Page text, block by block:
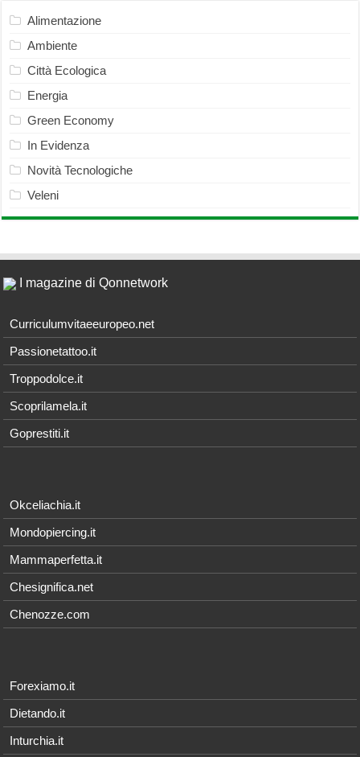
Alimentazione
Ambiente
Città Ecologica
Energia
Green Economy
In Evidenza
Novità Tecnologiche
Veleni
I magazine di Qonnetwork
Curriculumvitaeeuropeo.net
Passionetattoo.it
Troppodolce.it
Scoprilamela.it
Goprestiti.it
Okceliachia.it
Mondopiercing.it
Mammaperfetta.it
Chesignifica.net
Chenozze.com
Forexiamo.it
Dietando.it
Inturchia.it